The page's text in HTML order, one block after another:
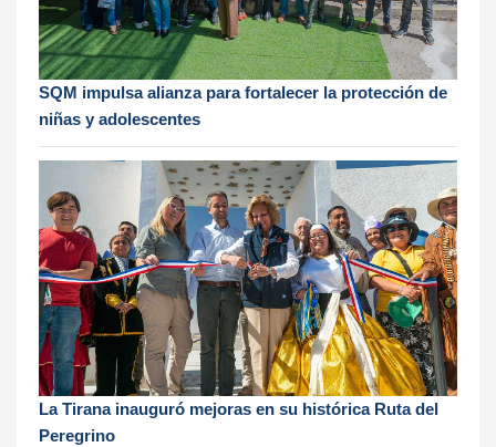
SQM impulsa alianza para fortalecer la protección de
niñas y adolescentes
La Tirana inauguró mejoras en su histórica Ruta del
Peregrino